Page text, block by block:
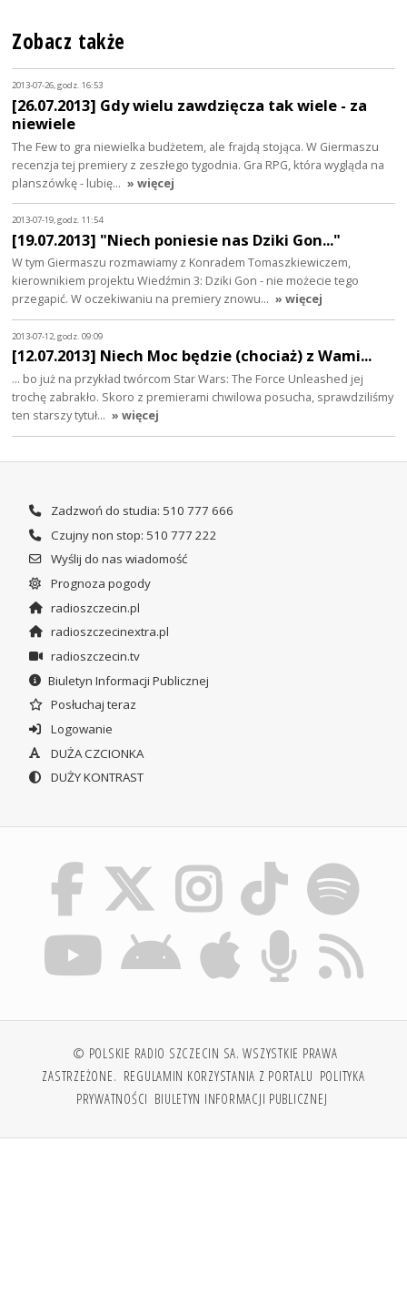
Zobacz także
2013-07-26, godz. 16:53
[26.07.2013] Gdy wielu zawdzięcza tak wiele - za
niewiele
The Few to gra niewielka budżetem, ale frajdą stojąca. W Giermaszu
recenzja tej premiery z zeszłego tygodnia. Gra RPG, która wygląda na
planszówkę - lubię… » więcej
2013-07-19, godz. 11:54
[19.07.2013] "Niech poniesie nas Dziki Gon..."
W tym Giermaszu rozmawiamy z Konradem Tomaszkiewiczem,
kierownikiem projektu Wiedźmin 3: Dziki Gon - nie możecie tego
przegapić. W oczekiwaniu na premiery znowu… » więcej
2013-07-12, godz. 09:09
[12.07.2013] Niech Moc będzie (chociaż) z Wami...
... bo już na przykład twórcom Star Wars: The Force Unleashed jej
trochę zabrakło. Skoro z premierami chwilowa posucha, sprawdziliśmy
ten starszy tytuł… » więcej
Zadzwoń do studia: 510 777 666
Czujny non stop: 510 777 222
Wyślij do nas wiadomość
Prognoza pogody
radioszczecin.pl
radioszczecinextra.pl
radioszczecin.tv
Biuletyn Informacji Publicznej
Posłuchaj teraz
Logowanie
DUŻA CZCIONKA
DUŻY KONTRAST
© POLSKIE RADIO SZCZECIN SA. WSZYSTKIE PRAWA
ZASTRZEŻONE. REGULAMIN KORZYSTANIA Z PORTALU POLITYKA
PRYWATNOŚCI BIULETYN INFORMACJI PUBLICZNEJ